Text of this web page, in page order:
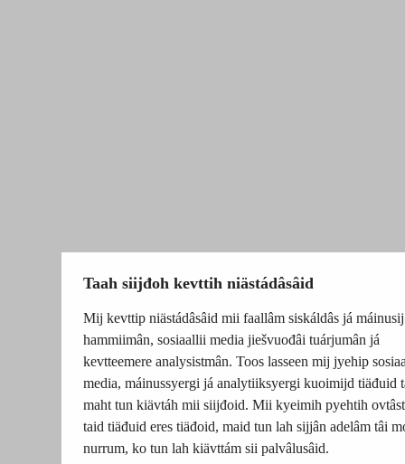
Taah siijđoh kevttih niästádâsâid
Mij kevttip niästádâsâid mii faallâm siskáldâs já máinusij
hammiimân, sosiaallii media jiešvuođâi tuárjumân já
kevtteemere analysistmân. Toos lasseen mij jyehip
media, máinussyergi já analytiiksyergi kuoimijd tiäđuid
maht tun kiävtáh mii siijđoid. Mii kyeimih pyehtih
taid tiäđuid eres tiäđoid, maid tun lah sijjân adelâm tâi
nurrum, ko tun lah kiävttám sii palvâlusâid.